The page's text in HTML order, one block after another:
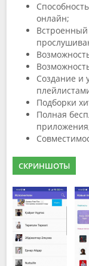
онлайн;
Создание и
Подборки
Полная
СКРИНШОТЫ